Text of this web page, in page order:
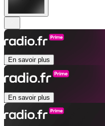
En savoir plus
En savoir plus